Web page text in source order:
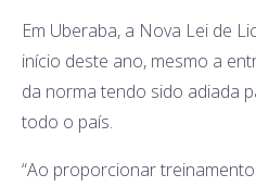
Em Uberaba, a Nova Lei de
início deste ano, mesmo a
da norma tendo sido adiada
todo o país.
“Ao proporcionar